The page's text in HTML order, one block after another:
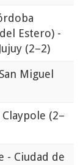
Estero) -
(2–2)
Miguel
(2–
- Ciudad de